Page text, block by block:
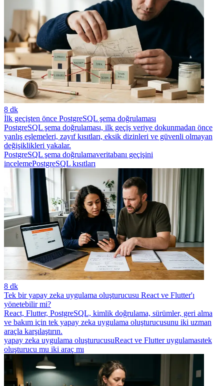
8 dk
İlk geçişten önce PostgreSQL şema doğrulaması
PostgreSQL şema doğrulaması, ilk geçiş veriye dokunmadan önce
yanlış eşlemeleri, zayıf kısıtları, eksik dizinleri ve güvenli olmayan
değişiklikleri yakalar.
PostgreSQL şema doğrulamaveritabanı geçişini
incelemePostgreSQL kısıtları
8 dk
Tek bir yapay zeka uygulama oluşturucusu React ve Flutter'ı
yönetebilir mi?
React, Flutter, PostgreSQL, kimlik doğrulama, sürümler, geri alma
ve bakım için tek yapay zeka uygulama oluşturucusunu iki uzman
araçla karşılaştırın.
yapay zeka uygulama oluşturucusuReact ve Flutter uygulamasıtek
oluşturucu mu iki araç mı